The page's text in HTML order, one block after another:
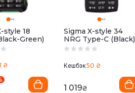
style 18
Green)
₴
Sigma X-style 34
NRG Type-C (Black)
Кешбэк50 ₴
1 019₴